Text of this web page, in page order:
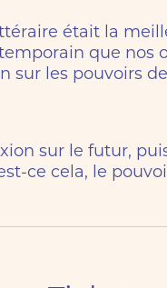
était la
que nos
sur les pouvoirs
sur le futur,
ce cela, le